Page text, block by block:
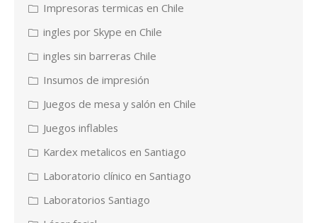
Impresoras termicas en Chile
ingles por Skype en Chile
ingles sin barreras Chile
Insumos de impresión
Juegos de mesa y salón en Chile
Juegos inflables
Kardex metalicos en Santiago
Laboratorio clínico en Santiago
Laboratorios Santiago